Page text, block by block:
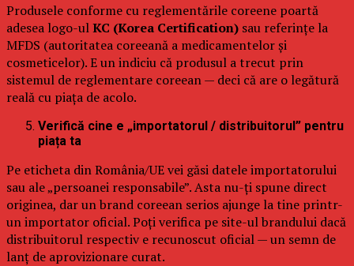
Produsele conforme cu reglementările coreene poartă
adesea logo-ulKC (Korea Certification) sau referințe la
MFDS (autoritatea coreeană a medicamentelor și
cosmeticelor). E un indiciu că produsul a trecut prin
sistemul de reglementare coreean — deci că are o legătură
reală cu piața de acolo.
Verifică cine e „importatorul / distribuitorul” pentru
piața ta
Pe eticheta din România/UE vei găsi datele importatorului
sau ale „persoanei responsabile”. Asta nu-ți spune direct
originea, dar un brand coreean serios ajunge la tine printr-
un importator oficial. Poți verifica pe site-ul brandului dacă
distribuitorul respectiv e recunoscut oficial — un semn de
lanț de aprovizionare curat.